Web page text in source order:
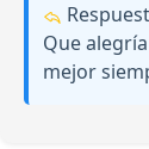
Que
mejor